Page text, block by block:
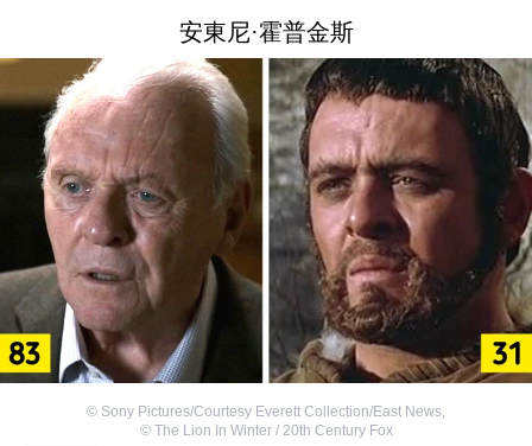
安東尼·霍普金斯
© Sony Pictures/Courtesy Everett Collection/East News,
© The Lion In Winter / 20th Century Fox